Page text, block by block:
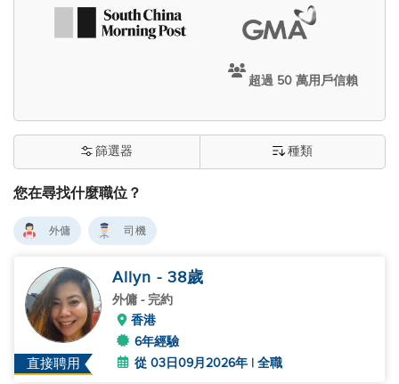
超過 50 萬用戶信賴
您在尋找什麼職位？
篩選器 種類
外傭 司機
直接聘用
Allyn - 38歲
外傭 - 完約
香港
6年經驗
從 03日09月2026年 | 全職